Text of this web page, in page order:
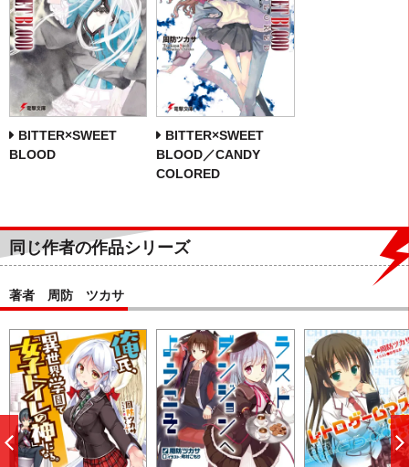
BITTER×SWEET
BLOOD
BITTER×SWEET
BLOOD／CANDY
COLORED
同じ作者の作品シリーズ
著者 周防 ツカサ
前